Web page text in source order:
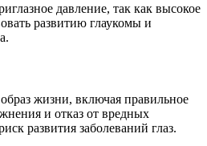
давление, так как высокое
развитию глаукомы и
жизни, включая правильное
и отказ от вредных
развития заболеваний глаз.